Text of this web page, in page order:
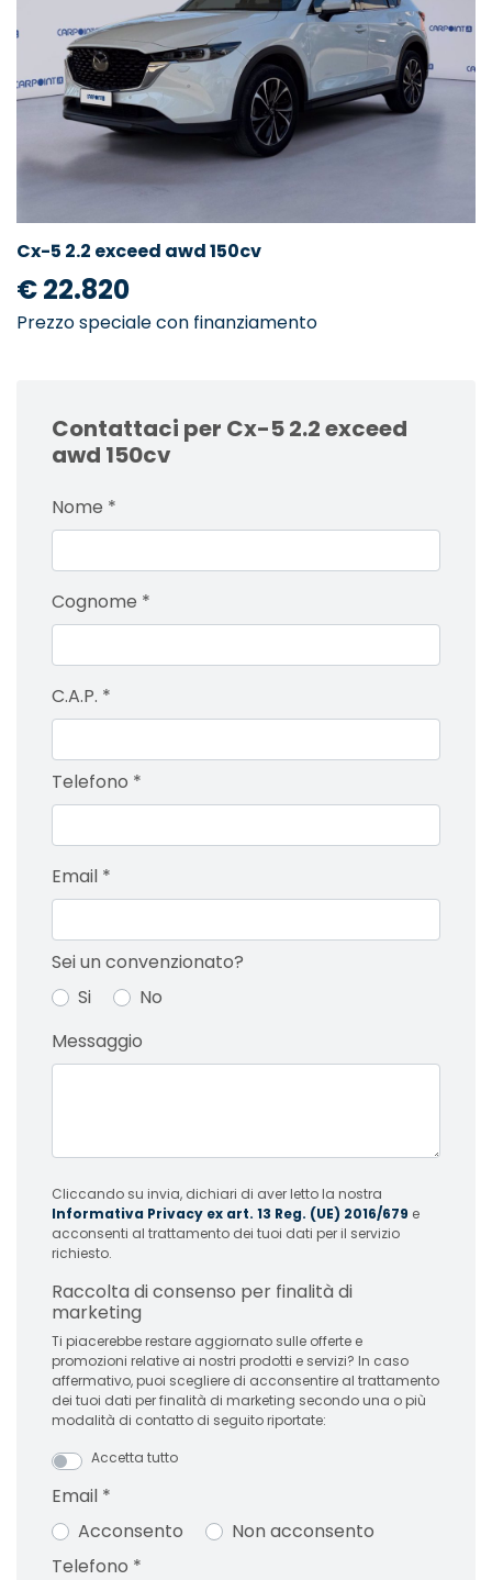
Cx-5 2.2 exceed awd 150cv
€ 22.820
Prezzo speciale con finanziamento
Contattaci per Cx-5 2.2 exceed
awd 150cv
Nome *
Cognome *
C.A.P. *
Telefono *
Email *
Sei un convenzionato?
Si
No
Messaggio
Cliccando su invia, dichiari di aver letto la nostra
Informativa Privacy ex art. 13 Reg. (UE) 2016/679 e
acconsenti al trattamento dei tuoi dati per il servizio
richiesto.
Raccolta di consenso per finalità di
marketing
Ti piacerebbe restare aggiornato sulle offerte e
promozioni relative ai nostri prodotti e servizi? In caso
affermativo, puoi scegliere di acconsentire al trattamento
dei tuoi dati per finalità di marketing secondo una o più
modalità di contatto di seguito riportate:
Accetta tutto
Email *
Acconsento
Non acconsento
Telefono *